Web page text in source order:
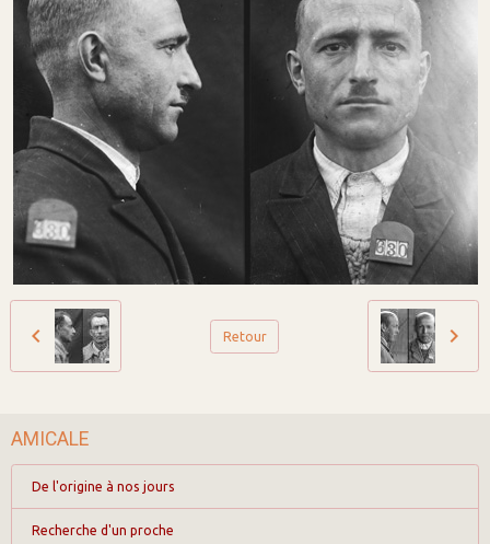
Retour
AMICALE
De l'origine à nos jours
Recherche d'un proche